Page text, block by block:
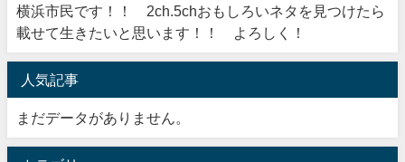
横浜市民です！！ 2ch.5chおもしろいネタを見つけたら
載せて生きたいと思います！！ よろしく！
人気記事
まだデータがありません。